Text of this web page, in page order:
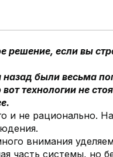
решение, если вы
были весьма
технологии не
и не рационально.
внимания
часть системы, но